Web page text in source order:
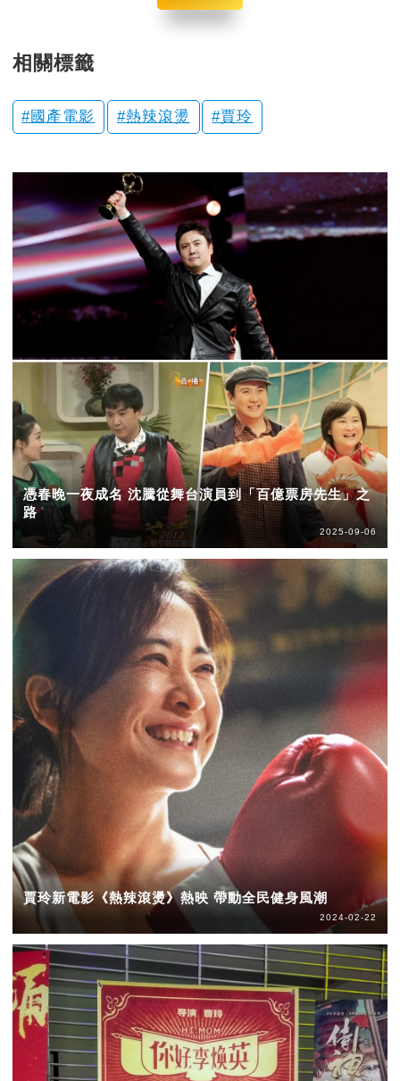
相關標籤
國產電影 熱辣滾燙 賈玲
憑春晚一夜成名 沈騰從舞台演員到「百億票房先生」之
路
2025-09-06
賈玲新電影《熱辣滾燙》熱映 帶動全民健身風潮
2024-02-22